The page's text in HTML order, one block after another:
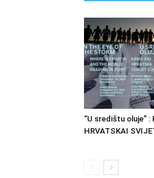
“U središtu oluje” :
HRVATSKAI